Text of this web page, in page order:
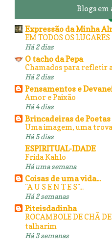
Blogs em
Expressão da Minha
EM TODOS OS LUGARES
Há 2 dias
O tacho da Pepa
Chamados para refletir
Há 2 dias
Pensamentos e
Amor e Paixão
Há 4 dias
Brincadeiras de Poetas
Uma imagem, uma
Há 5 dias
ESPIRITUAL-IDADE
Frida Kahlo
Há uma semana
Coisas de uma vida...
"A U S E N T E S"...
Há 2 semanas
Piteisdadinha
ROCAMBOLE DE CHÃ
talharim
Há 3 semanas